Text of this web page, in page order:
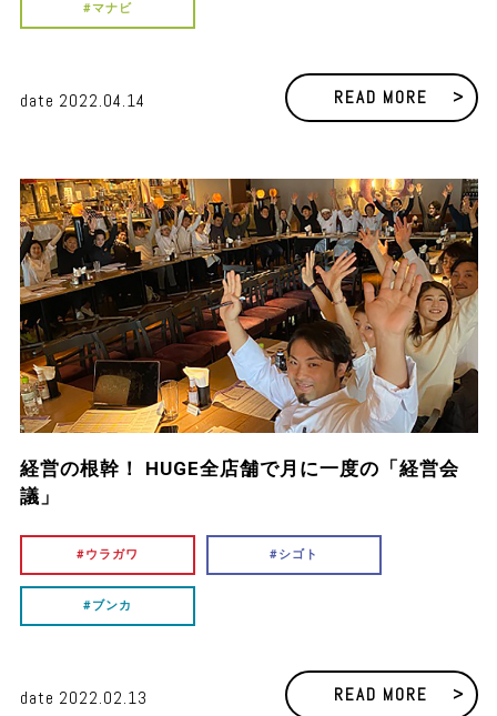
マナビ
date 2022.04.14 READ MORE
経営の根幹！ HUGE全店舗で月に一度の「経営会
議」
ウラガワ シゴト
ブンカ
date 2022.02.13 READ MORE